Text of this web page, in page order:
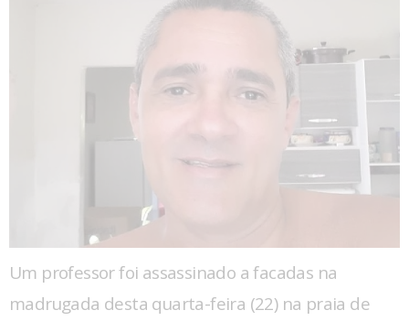
Um professor foi assassinado a facadas na
madrugada desta quarta-feira (22) na praia de